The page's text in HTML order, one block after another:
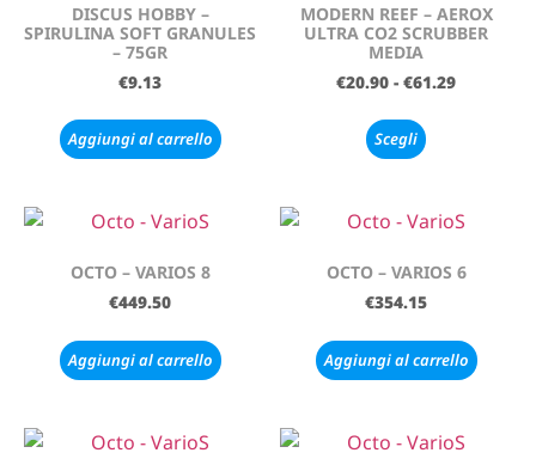
DISCUS HOBBY –
SPIRULINA SOFT GRANULES
– 75GR
€9.13
Aggiungi al carrello
MODERN REEF – AEROX
ULTRA CO2 SCRUBBER
MEDIA
€20.90 - €61.29
Scegli
OCTO – VARIOS 8
€449.50
Aggiungi al carrello
OCTO – VARIOS 6
€354.15
Aggiungi al carrello